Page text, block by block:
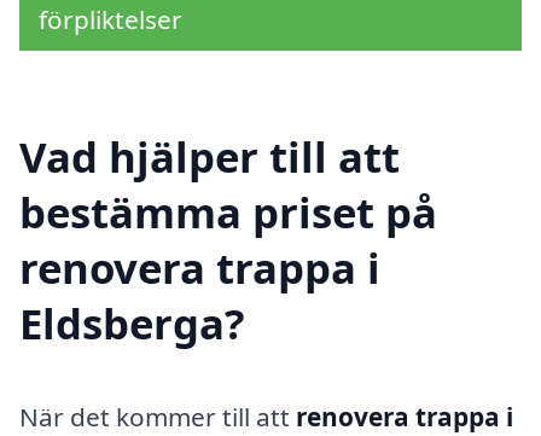
förpliktelser
Vad hjälper till att
bestämma priset på
renovera trappa i
Eldsberga?
När det kommer till att renovera trappa i